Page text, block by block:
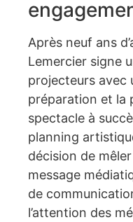
Après neuf ans
Lemercier signe
projecteurs avec
préparation et la
spectacle à
planning
décision de
message
de
l’attention des